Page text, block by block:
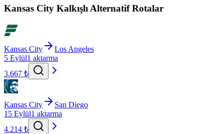
Kansas City Kalkışlı Alternatif Rotalar
Kansas City
Los Angeles
5 Eylül1 aktarma
3.667 ₺
Kansas City
San Diego
15 Eylül1 aktarma
4.214 ₺